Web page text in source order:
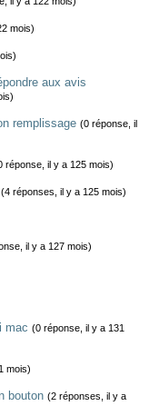
mois)
aux avis
remplissage (0 réponse, il
réponse, il y a 125 mois)
(4 réponses, il y a 125 mois)
il y a 127 mois)
mac (0 réponse, il y a 131
mois)
bouton (2 réponses, il y a